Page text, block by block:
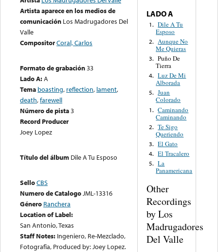
Artista aparece en los medios de
comunicación Los Madrugadores Del
Valle
CompositorCoral, Carlos
Formato de grabación33
Lado A:A
Tema boasting, reflection, lament,
death,farewell
Número de pista3
Record Producer
Joey Lopez
Título del álbum Dile A Tu Esposo
SelloCBS
Numero de CatalogoJML-13316
Género Ranchera
Location of Label:
San Antonio, Texas
Staff Notes: Ingeniero, Re-Mezclado,
Fotografia, Produced by: Joey Lopez.
LADO A
1. Dile A Tu
Esposo
2. Aunque No
Me Quieras
3. Puño De
Tierra
4. Luz De Mi
Alborada
5. Juan
Colorado
1. Caminando
Caminando
2. Te Sigo
Queriendo
3. El Gato
4. El Tracalero
5. La
Panamericana
Other
Recordings
by Los
Madrugadores
Del Valle